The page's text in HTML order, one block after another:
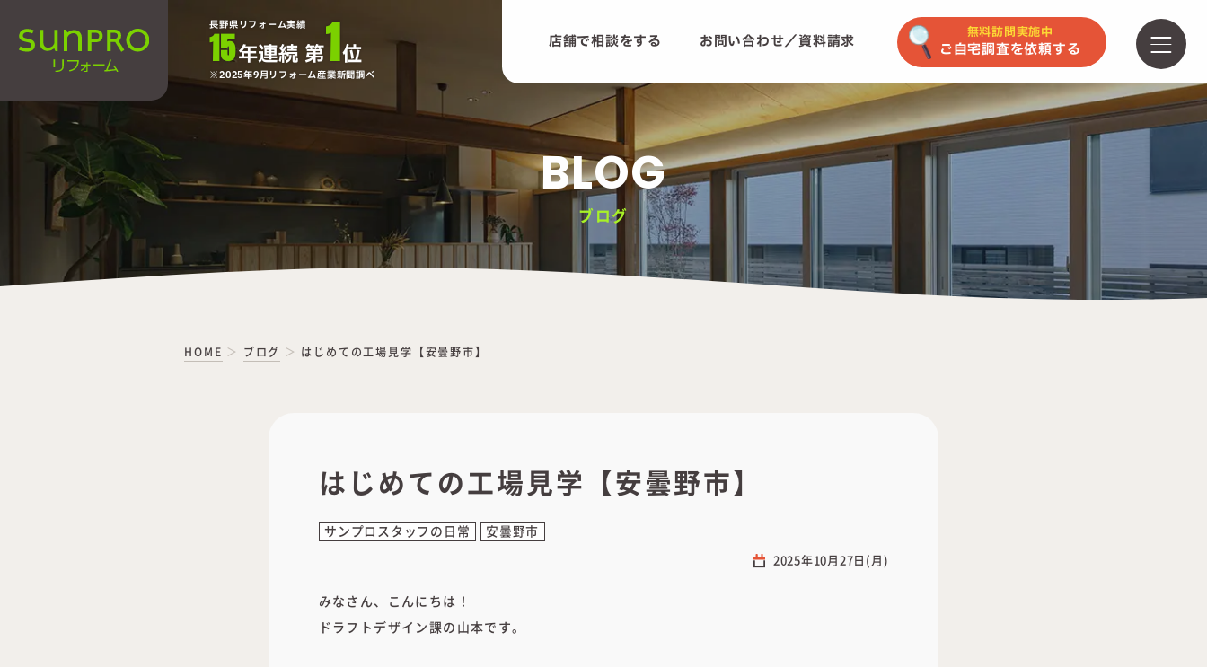
長野県リフォーム実績
15年連続 第1位
2025年9月リフォーム産業新聞調べ
店舗で相談をする お問い合わせ／資料請求 無料訪問実施中
ご自宅調査を依頼する
BLOG
ブログ
HOME ブログ はじめての工場見学【安曇野市】
はじめての工場見学【安曇野市】
サンプロスタッフの日常 安曇野市
2025年10月27日(月)
みなさん、こんにちは！
ドラフトデザイン課の山本です。